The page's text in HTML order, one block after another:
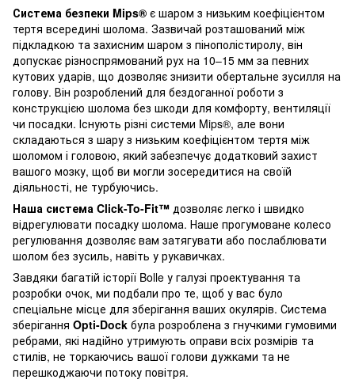
Система безпеки Mips® є шаром з низьким коефіцієнтом
тертя всередині шолома. Зазвичай розташований між
підкладкою та захисним шаром з пінополістиролу, він
допускає різноспрямований рух на 10–15 мм за певних
кутових ударів, що дозволяє знизити обертальне зусилля на
голову. Він розроблений для бездоганної роботи з
конструкцією шолома без шкоди для комфорту, вентиляції
чи посадки. Існують різні системи Mips®, але вони
складаються з шару з низьким коефіцієнтом тертя між
шоломом і головою, який забезпечує додатковий захист
вашого мозку, щоб ви могли зосередитися на своїй
діяльності, не турбуючись.
Наша система Click-To-Fit™ дозволяє легко і швидко
відрегулювати посадку шолома. Наше прогумоване колесо
регулювання дозволяє вам затягувати або послаблювати
шолом без зусиль, навіть у рукавичках.
Завдяки багатій історії Bolle у галузі проектування та
розробки очок, ми подбали про те, щоб у вас було
спеціальне місце для зберігання ваших окулярів. Система
зберігання Opti-Dock була розроблена з гнучкими гумовими
ребрами, які надійно утримують оправи всіх розмірів та
стилів, не торкаючись вашої голови дужками та не
перешкоджаючи потоку повітря.